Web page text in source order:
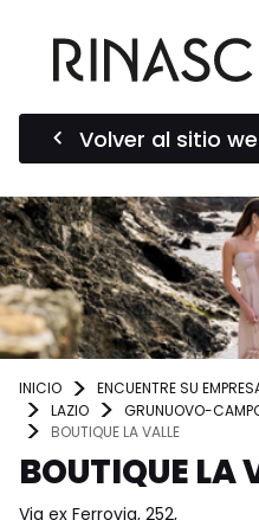
Volver al sitio
INICIO ENCUENTRE SU
LAZIO
GRUNUOVO-
BOUTIQUE LA VALLE
BOUTIQUE LA
Via ex Ferrovia, 252,